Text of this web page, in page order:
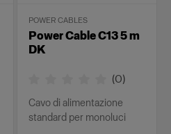
POWER CABLES
Power Cable C13 5 m
DK
(0)
Cavo di alimentazione
standard per monoluci